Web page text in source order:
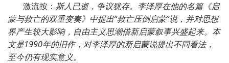
激流按： 斯人已逝，争议犹存。李泽厚在他的名篇《启
蒙与救亡的双重变奏》中提出“救亡压倒启蒙”说，并对思想
界产生较大影响，自由主义思潮借新启蒙叙事兴盛起来。本
文是1990年的旧作，对李泽厚的新启蒙说提出不同看法，
至今仍有现实意义。